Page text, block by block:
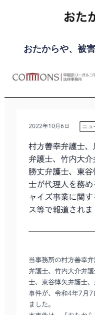
おたからや、被